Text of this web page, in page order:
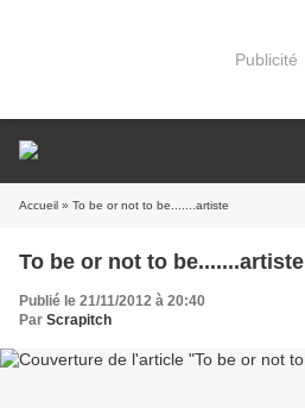
Publicité
Accueil » To be or not to be.......artiste
To be or not to be.......artiste
Publié le 21/11/2012 à 20:40
Par Scrapitch